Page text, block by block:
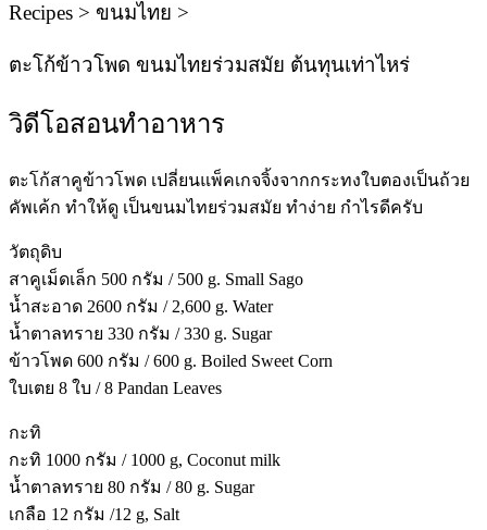
Recipes > ขนมไทย >
ตะโก้ข้าวโพด ขนมไทยร่วมสมัย ต้นทุนเท่าไหร่
วิดีโอสอนทําอาหาร
ตะโก้สาคูข้าวโพด เปลี่ยนแพ็คเกจจิ้งจากกระทงใบตองเป็นถ้วย
คัพเค้ก ทำให้ดู เป็นขนมไทยร่วมสมัย ทำง่าย กำไรดีครับ
วัตถุดิบ
สาคูเม็ดเล็ก 500 กรัม / 500 g. Small Sago
น้ำสะอาด 2600 กรัม / 2,600 g. Water
น้ำตาลทราย 330 กรัม / 330 g. Sugar
ข้าวโพด 600 กรัม / 600 g. Boiled Sweet Corn
ใบเตย 8 ใบ / 8 Pandan Leaves
กะทิ
กะทิ 1000 กรัม / 1000 g, Coconut milk
น้ำตาลทราย 80 กรัม / 80 g. Sugar
เกลือ 12 กรัม /12 g, Salt